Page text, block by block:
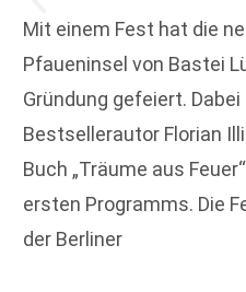
Mit einem Fest hat die
Pfaueninsel von Bastei
Gründung gefeiert.
Bestsellerautor Florian
Buch „Träume aus
ersten Programms. Die
der Berliner